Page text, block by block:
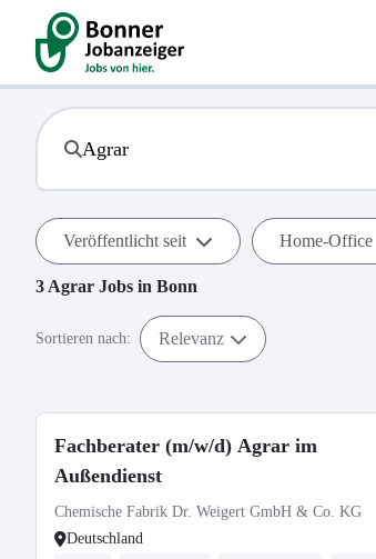
Veröffentlicht seit Home-Office
3 Agrar Jobs in Bonn
Sortieren nach: Relevanz
Fachberater (m/w/d) Agrar im
Außendienst
Chemische Fabrik Dr. Weigert GmbH & Co. KG
Deutschland